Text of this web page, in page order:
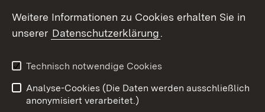
X / Twitter
Youtube
Impressum
Kontakt
Weitere Informationen zu Cookies erhalten Sie in
unserer Datenschutzerklärung.
Technisch notwendige Cookies
Analyse-Cookies (Die Daten werden ausschließlich
anonymisiert verarbeitet.)